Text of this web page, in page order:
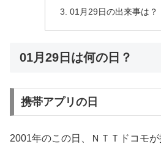
01月29日の出来事は？
01月29日は何の日？
携帯アプリの日
2001年のこの日、ＮＴＴドコモ